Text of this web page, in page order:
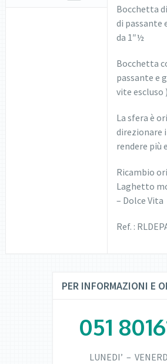
Bocchetta
di
da 1″½
Bocchetta
passante e
vite escluso )
La sfera è
direzionare
rendere più
Ricambio
Laghetto
– Dolce Vita
Ref. :
PER INFORMAZIONI E
051
LUNEDI’ –